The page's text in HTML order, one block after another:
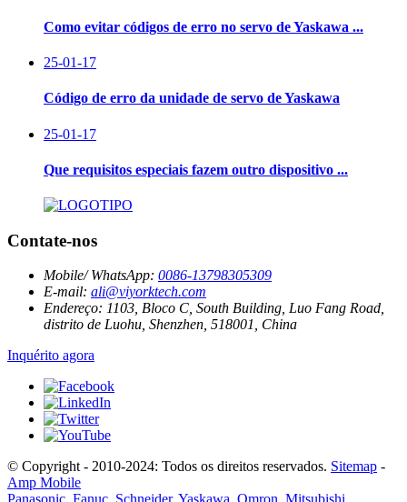
Como evitar códigos de erro no servo de Yaskawa ...
25-01-17
Código de erro da unidade de servo de Yaskawa
25-01-17
Que requisitos especiais fazem outro dispositivo ...
Contate-nos
Mobile/ WhatsApp: 0086-13798305309
E-mail: ali@viyorktech.com
Endereço: 1103, Bloco C, South Building, Luo Fang Road,
distrito de Luohu, Shenzhen, 518001, China
Inquérito agora
© Copyright - 2010-2024: Todos os direitos reservados. Sitemap -
Amp Mobile